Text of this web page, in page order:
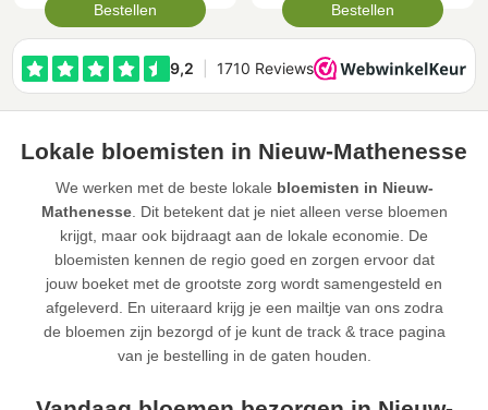
Bestellen Bestellen
Lokale bloemisten in Nieuw-Mathenesse
We werken met de beste lokale bloemisten in Nieuw-
Mathenesse. Dit betekent dat je niet alleen verse bloemen
krijgt, maar ook bijdraagt aan de lokale economie. De
bloemisten kennen de regio goed en zorgen ervoor dat
jouw boeket met de grootste zorg wordt samengesteld en
afgeleverd. En uiteraard krijg je een mailtje van ons zodra
de bloemen zijn bezorgd of je kunt de track & trace pagina
van je bestelling in de gaten houden.